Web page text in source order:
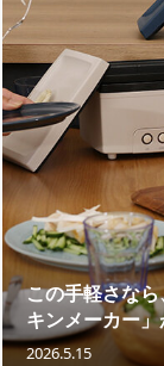
この手軽さな
キンメーカー
2026.5.15